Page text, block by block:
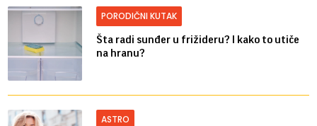
PORODIČNI KUTAK
Šta radi sunđer u frižideru? I kako to utiče
na hranu?
ASTRO